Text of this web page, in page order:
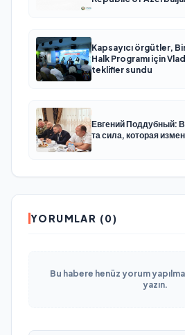
Kapsayıcı örgütler,
Halk Programı için
teklifler sundu
Евгений Поддубный:
та сила, которая
YORUMLAR (0)
Bu habere henüz yorum
yazın.